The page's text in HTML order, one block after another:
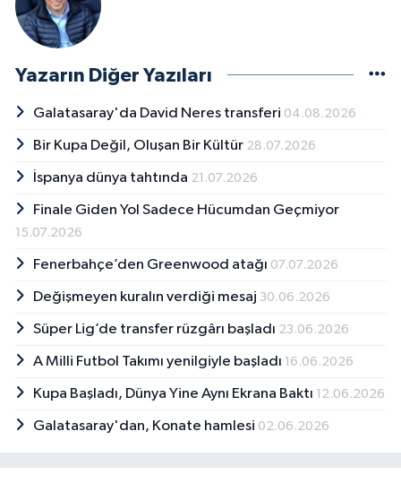
Yazarın Diğer Yazıları
Galatasaray'da David Neres transferi 04.08.2026
Bir Kupa Değil, Oluşan Bir Kültür 28.07.2026
İspanya dünya tahtında 21.07.2026
Finale Giden Yol Sadece Hücumdan Geçmiyor
15.07.2026
Fenerbahçe’den Greenwood atağı 07.07.2026
Değişmeyen kuralın verdiği mesaj 30.06.2026
Süper Lig’de transfer rüzgârı başladı 23.06.2026
A Milli Futbol Takımı yenilgiyle başladı 16.06.2026
Kupa Başladı, Dünya Yine Aynı Ekrana Baktı 12.06.2026
Galatasaray'dan, Konate hamlesi 02.06.2026